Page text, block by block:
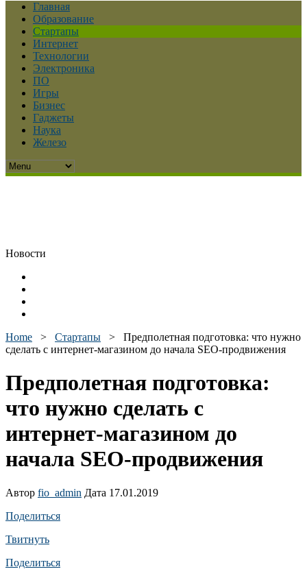
Главная
Образование
Стартапы
Интернет
Технологии
Электроника
ПО
Игры
Бизнес
Гаджеты
Наука
Железо
Новости
Home > Стартапы > Предполетная подготовка: что нужно
сделать с интернет-магазином до начала SEO-продвижения
Предполетная подготовка:
что нужно сделать с
интернет-магазином до
начала SEO-продвижения
Автор fio_admin Дата 17.01.2019
Поделиться
Твитнуть
Поделиться